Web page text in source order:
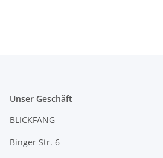
Unser Geschäft
BLICKFANG
Binger Str. 6